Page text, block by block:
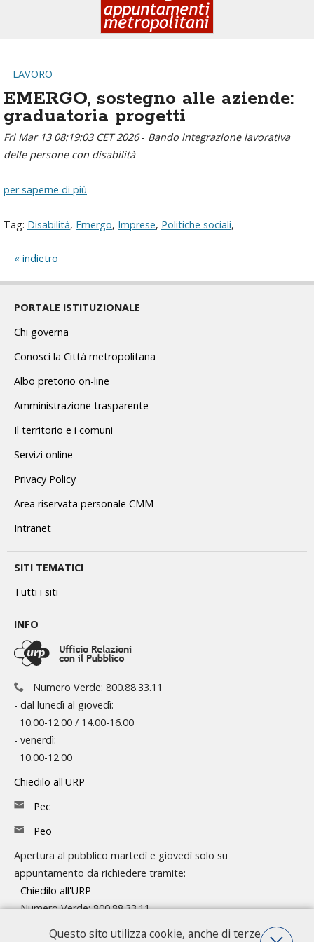
LAVORO
EMERGO, sostegno alle aziende:
graduatoria progetti
Fri Mar 13 08:19:03 CET 2026- Bando integrazione lavorativa
delle persone con disabilità
per saperne di più
Tag: Disabilità, Emergo, Imprese, Politiche sociali,
indietro
PORTALE ISTITUZIONALE
Chi governa
Conosci la Città metropolitana
Albo pretorio on-line
Amministrazione trasparente
Il territorio e i comuni
Servizi online
Privacy Policy
Area riservata personale CMM
Intranet
SITI TEMATICI
Tutti i siti
INFO
Numero Verde: 800.88.33.11
- dal lunedì al giovedì:
10.00-12.00 / 14.00-16.00
- venerdì:
10.00-12.00
Chiedilo all'URP
Pec
Peo
Apertura al pubblico martedì e giovedì solo su
appuntamento da richiedere tramite:
- Chiedilo all'URP
- Numero Verde: 800.88.33.11
Consulta l'organigramma
Questo sito utilizza cookie, anche di terze